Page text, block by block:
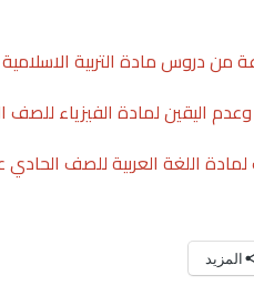
من دروس مادة التربية
اليقين لمادة الفيزياء للصف
اللغة العربية للصف
المزيد